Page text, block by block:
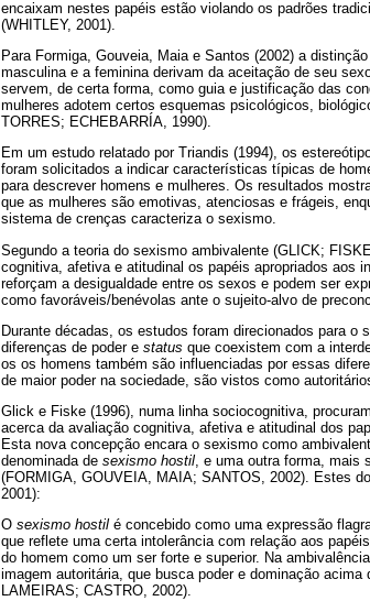
encaixam nestes papéis estão violando os padrões
(WHITLEY, 2001).
Para Formiga, Gouveia, Maia e Santos (2002) a
masculina e a feminina derivam da aceitação de seu
servem, de certa forma, como guia e justificação das
mulheres adotem certos esquemas psicológicos,
TORRES; ECHEBARRÍA, 1990).
Em um estudo relatado por Triandis (1994), os
foram solicitados a indicar características típicas de
para descrever homens e mulheres. Os resultados
que as mulheres são emotivas, atenciosas e frágeis,
sistema de crenças caracteriza o sexismo.
Segundo a teoria do sexismo ambivalente (GLICK;
cognitiva, afetiva e atitudinal os papéis apropriados
reforçam a desigualdade entre os sexos e podem ser
como favoráveis/benévolas ante o sujeito-alvo de
Durante décadas, os estudos foram direcionados para
diferenças de poder e status que coexistem com a
os os homens também são influenciadas por essas
de maior poder na sociedade, são vistos como
Glick e Fiske (1996), numa linha sociocognitiva,
acerca da avaliação cognitiva, afetiva e atitudinal dos
Esta nova concepção encara o sexismo como
denominada de sexismo hostil , e uma outra forma,
(FORMIGA, GOUVEIA, MAIA; SANTOS, 2002). Estes
2001):
O sexismo hostil é concebido como uma expressão
que reflete uma certa intolerância com relação aos
do homem como um ser forte e superior. Na
imagem autoritária, que busca poder e dominação
LAMEIRAS; CASTRO, 2002).